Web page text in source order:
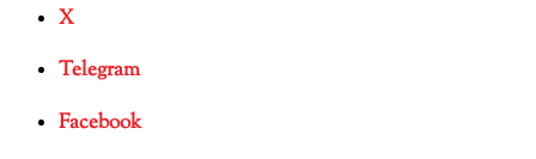
X
Telegram
Facebook